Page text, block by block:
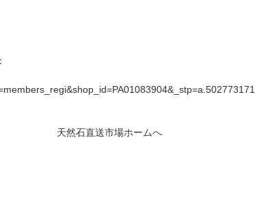
天然石直送市場ホームへ